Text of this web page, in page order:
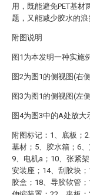
用，既能避免PET基材
题，又能减少胶水的浪
附图说明
图1为本发明一种实施
图2为图1的侧视图(右
图3为图1的侧视图(左
图4为图3中的A处放大
附图标记：1、底板；
基材；5、胶水箱；6
9、电机a；10、张紧
安装座；14、刮胶块
胶盒；18、导胶软管